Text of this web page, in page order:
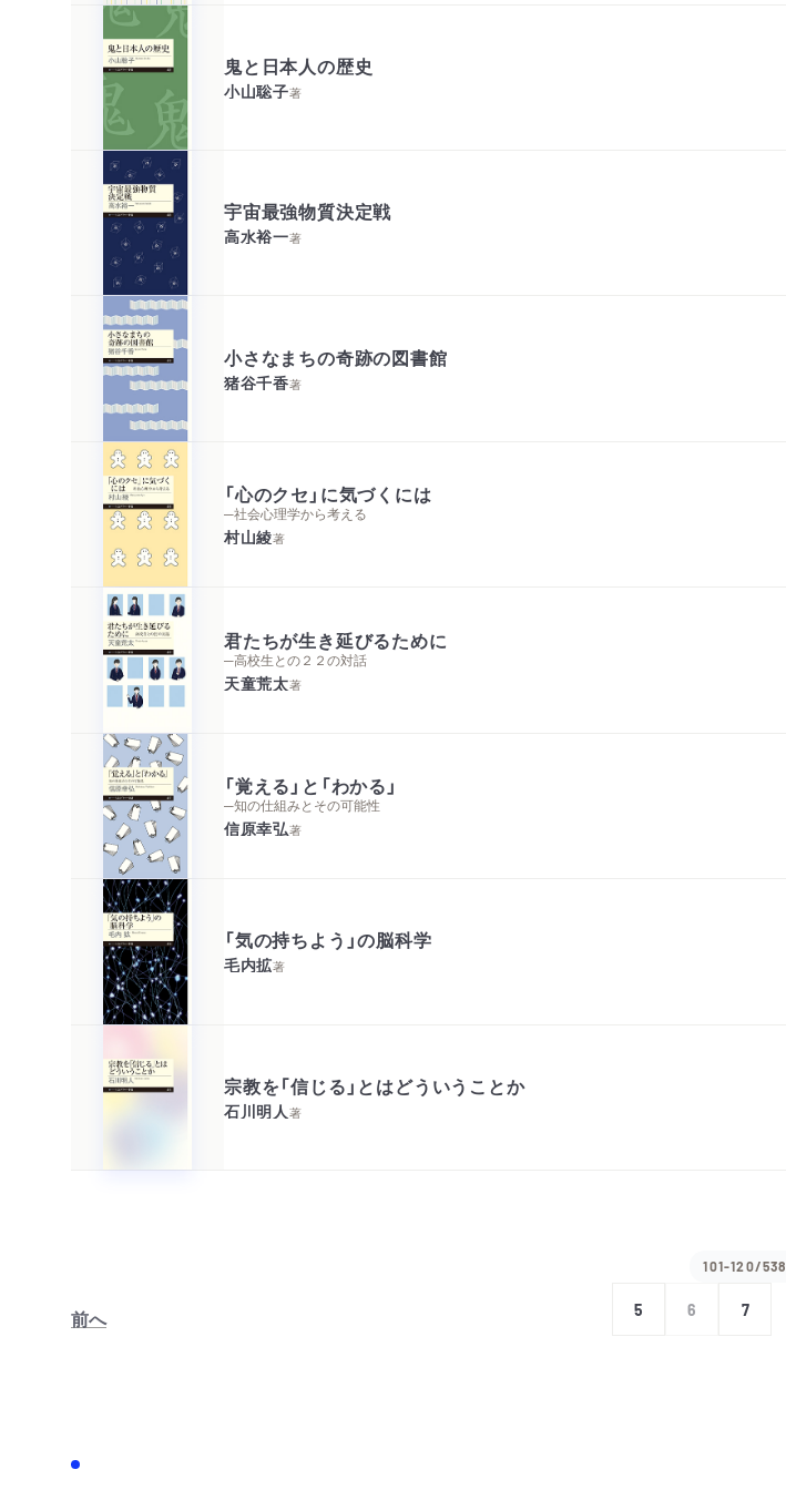
鬼と日本人の歴史
小山聡子著
宇宙最強物質決定戦
高水裕一著
小さなまちの奇跡の図書館
猪谷千香著
「心のクセ」に気づくには
─社会心理学から考える
村山綾著
君たちが生き延びるために
─高校生との２２の対話
天童荒太著
「覚える」と「わかる」
─知の仕組みとその可能性
信原幸弘著
「気の持ちよう」の脳科学
毛内拡著
宗教を「信じる」とはどういうことか
石川明人著
前へ
101-120/538
5 6 7